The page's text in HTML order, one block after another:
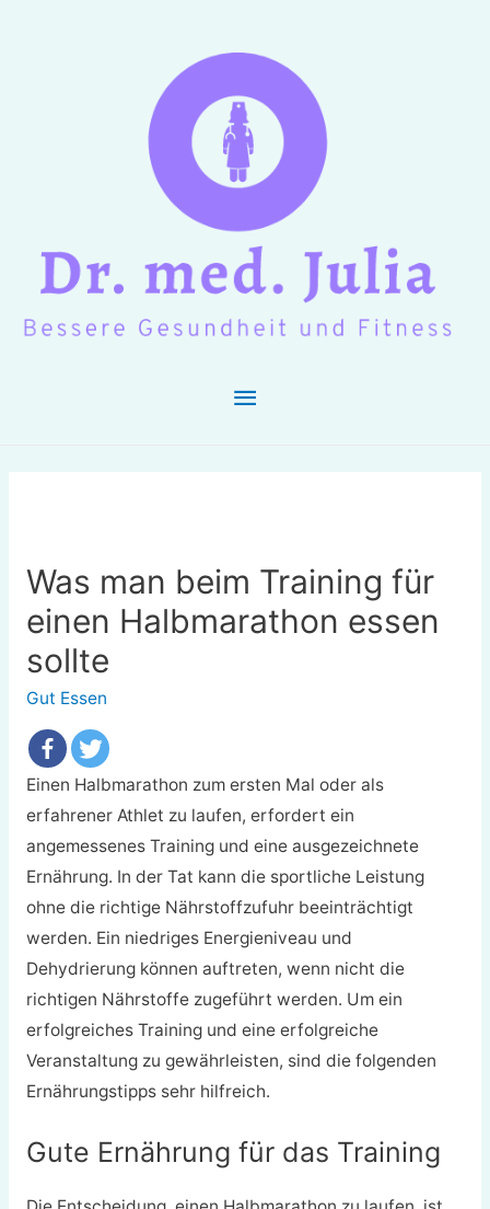
Hauptmenü
Was man beim Training für
einen Halbmarathon essen
sollte
Gut Essen
Einen Halbmarathon zum ersten Mal oder als
erfahrener Athlet zu laufen, erfordert ein
angemessenes Training und eine ausgezeichnete
Ernährung. In der Tat kann die sportliche Leistung
ohne die richtige Nährstoffzufuhr beeinträchtigt
werden. Ein niedriges Energieniveau und
Dehydrierung können auftreten, wenn nicht die
richtigen Nährstoffe zugeführt werden. Um ein
erfolgreiches Training und eine erfolgreiche
Veranstaltung zu gewährleisten, sind die folgenden
Ernährungstipps sehr hilfreich.
Gute Ernährung für das Training